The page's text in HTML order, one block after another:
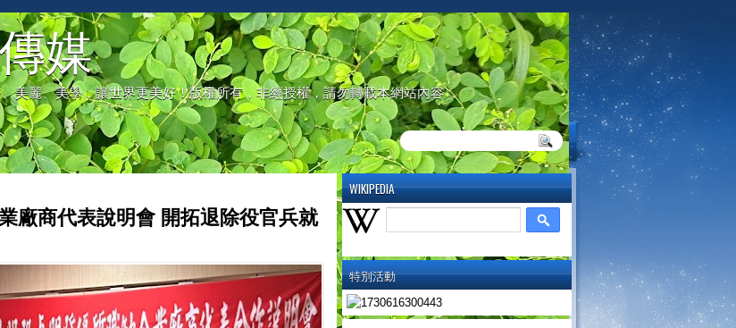
媒
美麗、美學，讓世界更美好！版權所有，非經授權，請勿轉載本網站內容
WIKIPEDIA
特別活動
廠商代表說明會 開拓退除役官兵就